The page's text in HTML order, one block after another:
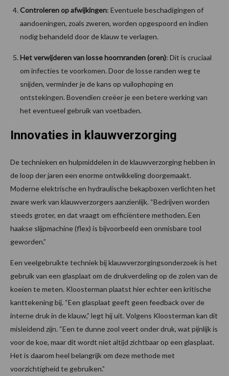
Controleren op afwijkingen: Eventuele beschadigingen of
aandoeningen, zoals zweren, worden opgespoord en indien
nodig behandeld door de klauw te verlagen.
Het verwijderen van losse hoornranden (oren): Dit is cruciaal
om infecties te voorkomen. Door de losse randen weg te
snijden, verminder je de kans op vuilophoping en
ontstekingen. Bovendien creëer je een betere werking van
het eventueel gebruik van voetbaden.
Innovaties in klauwverzorging
De technieken en hulpmiddelen in de klauwverzorging hebben in
de loop der jaren een enorme ontwikkeling doorgemaakt.
Moderne elektrische en hydraulische bekapboxen verlichten het
zware werk van klauwverzorgers aanzienlijk. “Bedrijven worden
steeds groter, en dat vraagt om efficiëntere methoden. Een
haakse slijpmachine (flex) is bijvoorbeeld een onmisbare tool
geworden.”
Een veelgebruikte techniek bij klauwverzorgingsonderzoek is het
gebruik van een glasplaat om de drukverdeling op de zolen van de
koeien te meten. Kloosterman plaatst hier echter een kritische
kanttekening bij. “Een glasplaat geeft geen feedback over de
interne druk in de klauw,” legt hij uit. Volgens Kloosterman kan dit
misleidend zijn. “Een te dunne zool veert onder druk, wat pijnlijk is
voor de koe, maar dit wordt niet altijd zichtbaar op een glasplaat.
Het is daarom heel belangrijk om deze methode met
voorzichtigheid te gebruiken.”